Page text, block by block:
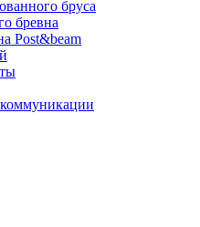
бруса
бревна
Post&beam